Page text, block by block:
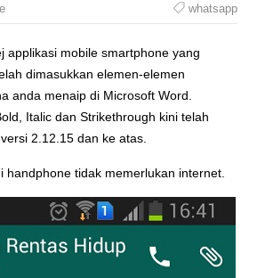
whatsapp
applikasi mobile smartphone yang
dimasukkan elemen-elemen
anda menaip di Microsoft Word.
Italic dan Strikethrough kini telah
2.12.15 dan ke atas.
handphone tidak memerlukan internet.